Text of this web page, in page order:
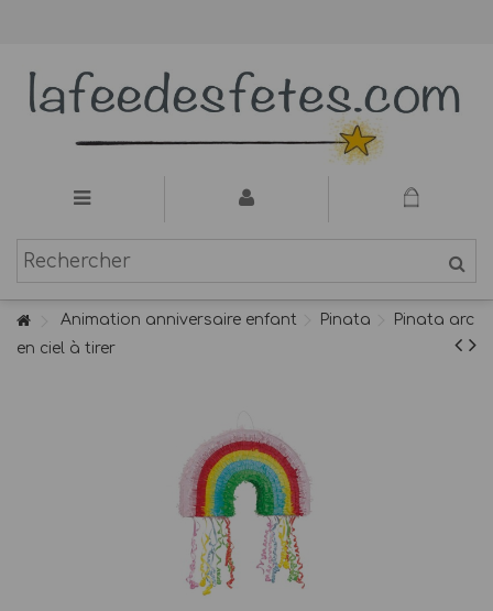
Animation anniversaire enfant Pinata
Pinata arc
en ciel à tirer